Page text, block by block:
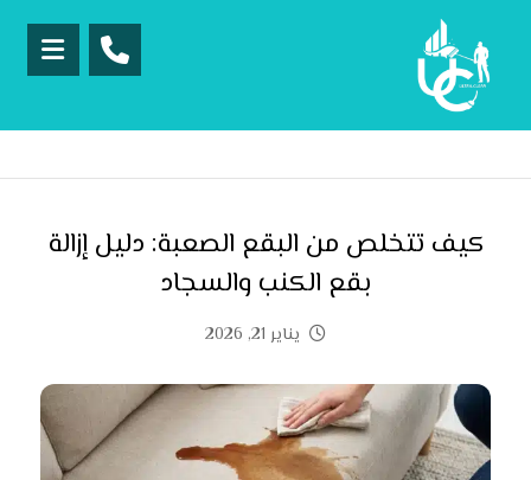
كيف تتخلص من البقع الصعبة: دليل إزالة
بقع الكنب والسجاد
يناير 21, 2026